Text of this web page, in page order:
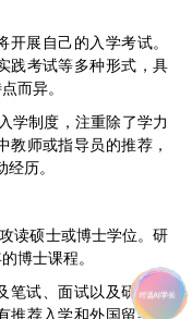
展自己的入学考试。
践考试等多种形式，具
而异。
学制度，注重除了学力
教师或指导员的推荐，
历。
读硕士或博士学位。研
博士课程。
笔试、面试以及研究计
荐入学和外国留学生